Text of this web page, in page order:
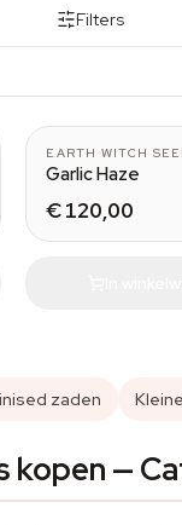
Filters
EARTH WITCH
Garlic Haze
€ 120,00
zaden
kopen —